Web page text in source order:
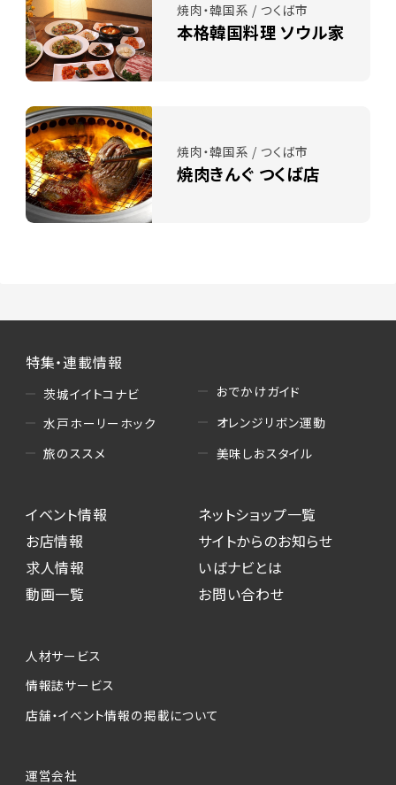
焼肉・韓国系 / つくば市
本格韓国料理 ソウル家
焼肉・韓国系 / つくば市
焼肉きんぐ つくば店
特集・連載情報
茨城イイトコナビ
水戸ホーリーホック
旅のススメ
おでかけガイド
オレンジリボン運動
美味しおスタイル
イベント情報
お店情報
求人情報
動画一覧
ネットショップ一覧
サイトからのお知らせ
いばナビとは
お問い合わせ
人材サービス
情報誌サービス
店舗・イベント情報の掲載について
運営会社